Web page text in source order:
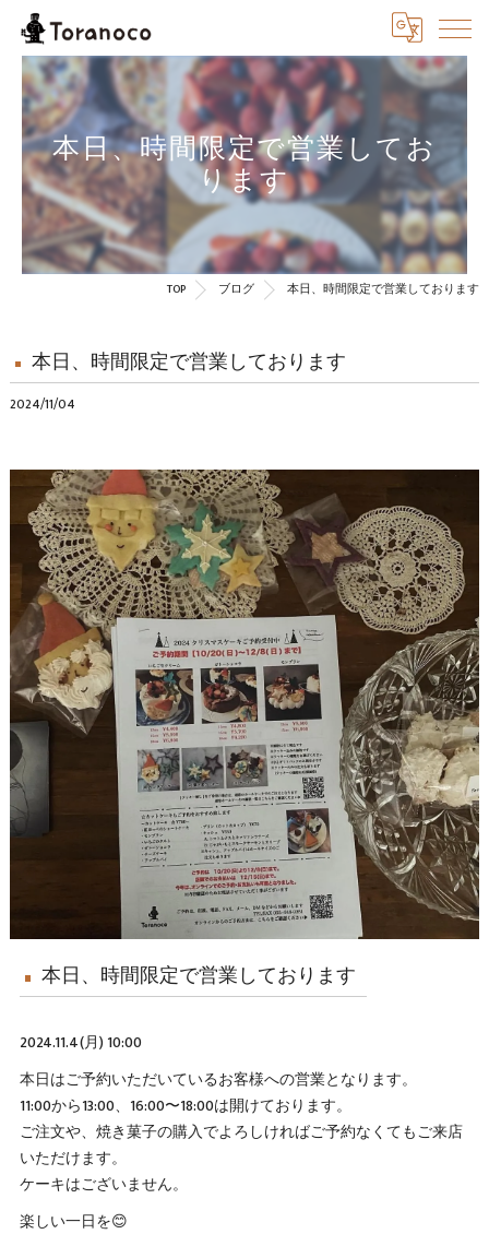
本日、時間限定で営業してお
ります
TOP ブログ 本日、時間限定で営業しております
本日、時間限定で営業しております
2024/11/04
本日、時間限定で営業しております
2024.11.4(月) 10:00
本日はご予約いただいているお客様への営業となります。
11:00から13:00、16:00〜18:00は開けております。
ご注文や、焼き菓子の購入でよろしければご予約なくてもご来店
いただけます。
ケーキはございません。
楽しい一日を😊